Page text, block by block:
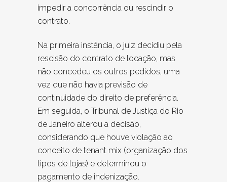
impedir a concorrência ou rescindir o
contrato.
Na primeira instância, o juiz decidiu pela
rescisão do contrato de locação, mas
não concedeu os outros pedidos, uma
vez que não havia previsão de
continuidade do direito de preferência.
Em seguida, o Tribunal de Justiça do Rio
de Janeiro alterou a decisão,
considerando que houve violação ao
conceito de tenant mix (organização dos
tipos de lojas) e determinou o
pagamento de indenização.